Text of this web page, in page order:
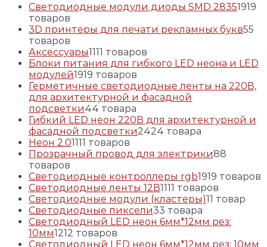
Светодиодные модули диоды SMD 28351919
товаров
3D принтеры для печати рекламных букв55
товаров
Аксессуары1111 товаров
Блоки питания для гибкого LED неона и LED
модулей1919 товаров
Герметичные светодиодные ленты на 220В,
для архитектурной и фасадной
подсветки44 товара
Гибкий LED неон 220В для архитектурной и
фасадной подсветки2424 товара
Неон 2.01111 товаров
Прозрачный провод для электрики88
товаров
Светодиодные контроллеры rgb1919 товаров
Светодиодные ленты 12В1111 товаров
Светодиодные модули (кластеры)11 товар
Светодиодные пиксели33 товара
Светодиодный LED неон 6мм*12мм рез:
10мм1212 товаров
Светодиодный LED неон 6мм*12мм рез: 10мм